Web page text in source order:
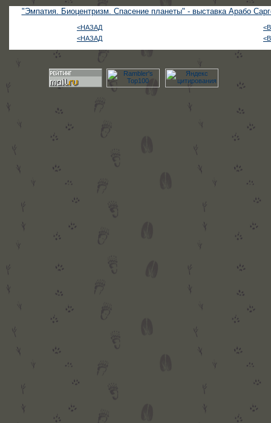
"Эмпатия. Биоцентризм. Спасение планеты" - выставка Арабо
<НАЗАД
<НАЗАД